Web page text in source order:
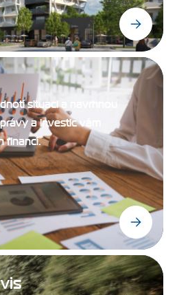
situaci a navrhnou
a investic vám
financí.